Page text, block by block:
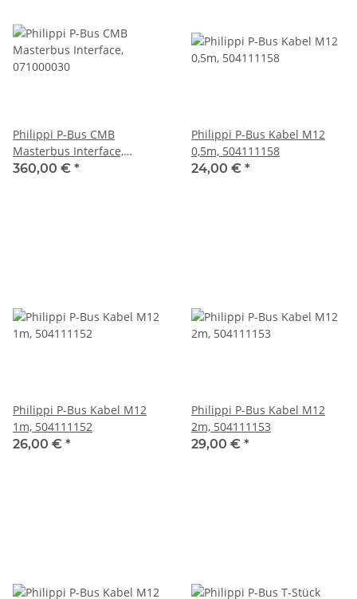
Philippi P-Bus CMB
Masterbus Interface,
071000030
360,00 € *
Philippi P-Bus Kabel M12
0,5m, 504111158
24,00 € *
Philippi P-Bus Kabel M12
1m, 504111152
26,00 € *
Philippi P-Bus Kabel M12
2m, 504111153
29,00 € *